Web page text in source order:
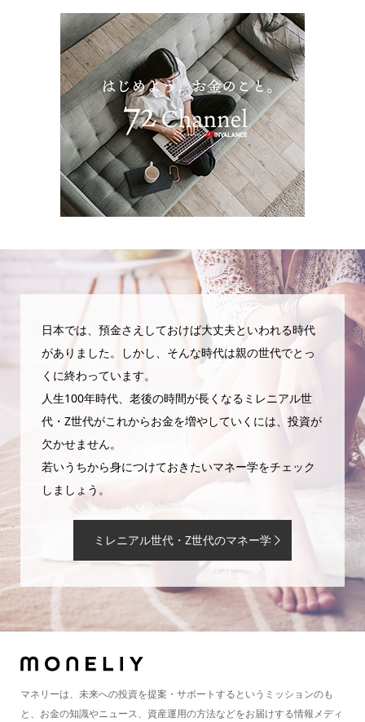
日本では、預金さえしておけば大丈夫といわれる時代
がありました。しかし、そんな時代は親の世代でとっ
くに終わっています。
人生100年時代、老後の時間が長くなるミレニアル世
代・Z世代がこれからお金を増やしていくには、投資が
欠かせません。
若いうちから身につけておきたいマネー学をチェック
しましょう。
ミレニアル世代・Z世代のマネー学
マネリーは、未来への投資を提案・サポートするというミッションのも
と、お金の知識やニュース、資産運用の方法などをお届けする情報メディ